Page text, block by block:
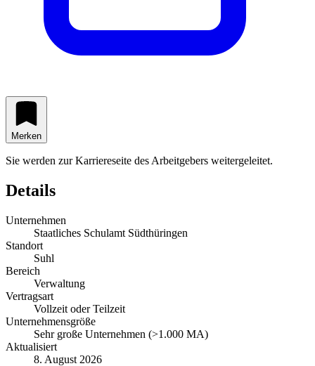
Merken
Sie werden zur Karriereseite des Arbeitgebers weitergeleitet.
Details
Unternehmen
Staatliches Schulamt Südthüringen
Standort
Suhl
Bereich
Verwaltung
Vertragsart
Vollzeit oder Teilzeit
Unternehmensgröße
Sehr große Unternehmen (>1.000 MA)
Aktualisiert
8. August 2026